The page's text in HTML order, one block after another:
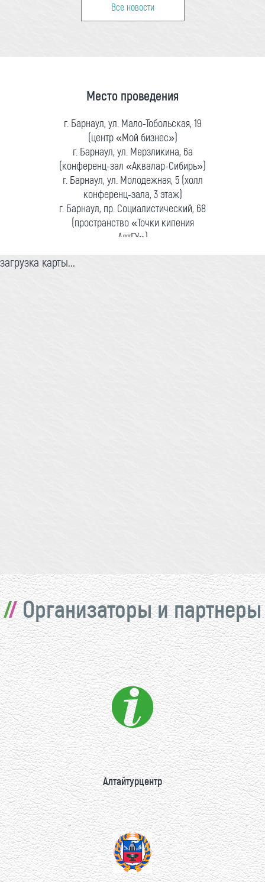
Все новости
Место проведения
г. Барнаул, ул. Мало-Тобольская, 19
(центр «Мой бизнес»)
г. Барнаул, ул. Мерзликина, 6а
(конференц-зал «Аквалар-Сибирь»)
г. Барнаул, ул. Молодежная, 5 (холл
конференц-зала, 3 этаж)
г. Барнаул, пр. Социалистический, 68
(пространство «Точки кипения
АлтГУ»)
загрузка карты...
Организаторы и партнеры
Алтайтурцентр